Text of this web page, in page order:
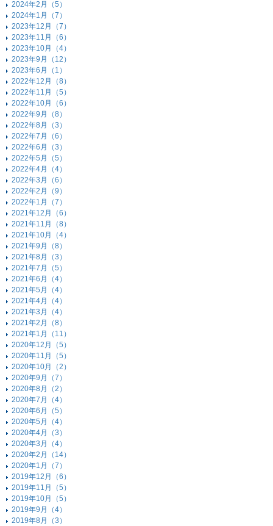
2024年2月（5）
2024年1月（7）
2023年12月（7）
2023年11月（6）
2023年10月（4）
2023年9月（12）
2023年6月（1）
2022年12月（8）
2022年11月（5）
2022年10月（6）
2022年9月（8）
2022年8月（3）
2022年7月（6）
2022年6月（3）
2022年5月（5）
2022年4月（4）
2022年3月（6）
2022年2月（9）
2022年1月（7）
2021年12月（6）
2021年11月（8）
2021年10月（4）
2021年9月（8）
2021年8月（3）
2021年7月（5）
2021年6月（4）
2021年5月（4）
2021年4月（4）
2021年3月（4）
2021年2月（8）
2021年1月（11）
2020年12月（5）
2020年11月（5）
2020年10月（2）
2020年9月（7）
2020年8月（2）
2020年7月（4）
2020年6月（5）
2020年5月（4）
2020年4月（3）
2020年3月（4）
2020年2月（14）
2020年1月（7）
2019年12月（6）
2019年11月（5）
2019年10月（5）
2019年9月（4）
2019年8月（3）